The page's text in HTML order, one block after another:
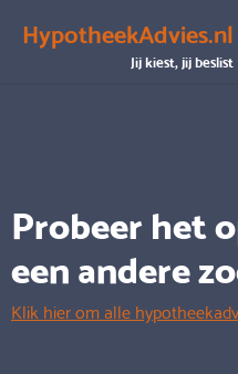
HypotheekAdvies.nl
Jij kiest, jij beslist
We hebben helaas0
jouw zoekopdracht
Probeer het
een andere
Klik hier om alle